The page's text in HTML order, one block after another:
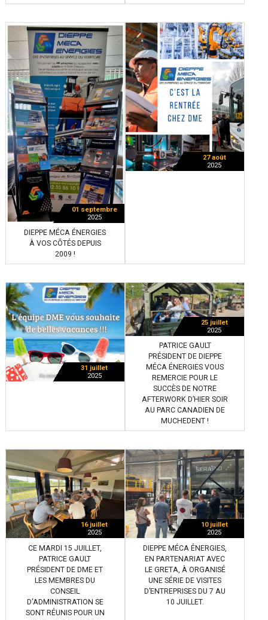
01 septembre
2025
DIEPPE MÉCA ÉNERGIES
À VOS CÔTÉS DEPUIS
2009 !
27 août
2025
31 juillet
2025
25 juillet
2025
PATRICE GAULT
PRÉSIDENT DE DIEPPE
MÉCA ÉNERGIES VOUS
REMERCIE POUR LE
SUCCÈS DE NOTRE
AFTERWORK D’HIER SOIR
AU PARC CANADIEN DE
MUCHEDENT !
16 juillet
2025
CE MARDI 15 JUILLET,
PATRICE GAULT
PRÉSIDENT DE DME ET
LES MEMBRES DU
CONSEIL
D'ADMINISTRATION SE
SONT RÉUNIS POUR UN
10 juillet
2025
DIEPPE MÉCA ÉNERGIES,
EN PARTENARIAT AVEC
LE GRETA, À ORGANISÉ
UNE SÉRIE DE VISITES
D’ENTREPRISES DU 7 AU
10 JUILLET.